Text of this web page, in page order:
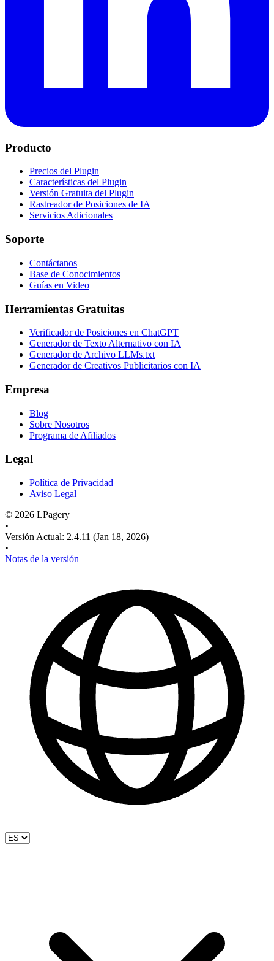
Producto
Precios del Plugin
Características del Plugin
Versión Gratuita del Plugin
Rastreador de Posiciones de IA
Servicios Adicionales
Soporte
Contáctanos
Base de Conocimientos
Guías en Video
Herramientas Gratuitas
Verificador de Posiciones en ChatGPT
Generador de Texto Alternativo con IA
Generador de Archivo LLMs.txt
Generador de Creativos Publicitarios con IA
Empresa
Blog
Sobre Nosotros
Programa de Afiliados
Legal
Política de Privacidad
Aviso Legal
© 2026 LPagery
•
Versión Actual: 2.4.11 (Jan 18, 2026)
•
Notas de la versión